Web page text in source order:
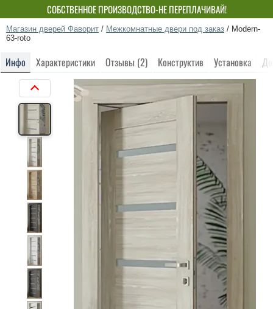
СОБСТВЕННОЕ ПРОИЗВОДСТВО-НЕ ПЕРЕПЛАЧИВАЙ!
Магазин дверей Фаворит / Межкомнатные двери под заказ / Modern-
63-roto
Инфо Характеристики Отзывы (2) Конструктив Установка